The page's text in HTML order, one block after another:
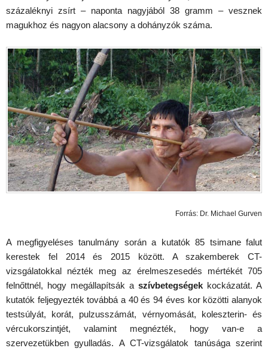
százaléknyi zsírt – naponta nagyjából 38 gramm – vesznek
magukhoz és nagyon alacsony a dohányzók száma.
Forrás: Dr. Michael Gurven
A megfigyeléses tanulmány során a kutatók 85 tsimane falut
kerestek fel 2014 és 2015 között. A szakemberek CT-
vizsgálatokkal nézték meg az érelmeszesedés mértékét 705
felnőttnél, hogy megállapítsák a szívbetegségek kockázatát. A
kutatók feljegyezték továbbá a 40 és 94 éves kor közötti alanyok
testsúlyát, korát, pulzusszámát, vérnyomását, koleszterin- és
vércukorszintjét, valamint megnézték, hogy van-e a
szervezetükben gyulladás. A CT-vizsgálatok tanúsága szerint